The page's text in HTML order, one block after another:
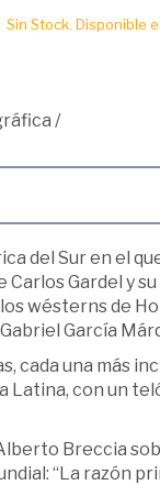
Sin Stock. Disponible
/
del Sur en el
Carlos Gardel y
wésterns de
García
cada una más
Latina, con un
Breccia
“La razón